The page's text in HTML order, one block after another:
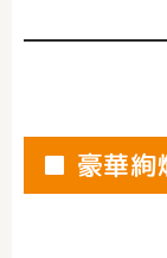
■ 豪華絢